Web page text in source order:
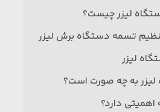
لیزر چیست؟
تسمه دستگاه برش لیزر
لیزر
به چه صورت است؟
دارد؟